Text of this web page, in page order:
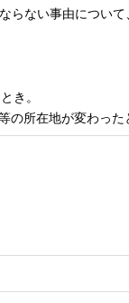
らない事由につい
き。
所在地が変わった